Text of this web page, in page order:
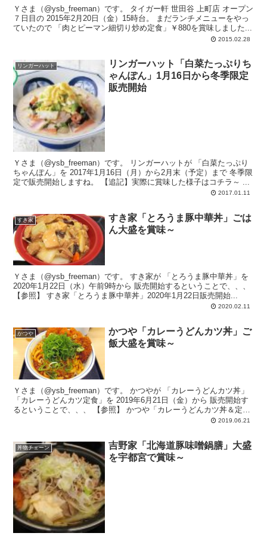
Ｙさま（@ysb_freeman）です。 タイガー軒 世田谷 上町店 オープン
７日目の 2015年2月20日（金）15時台。 まだランチメニューをやっ
ていたので 「肉とピーマン細切り炒め定食」￥880を賞味しました...
2015.02.28
リンガーハット
リンガーハット「白菜たっぷりち
ゃんぽん」1月16日から冬季限定
販売開始
Ｙさま（@ysb_freeman）です。 リンガーハットが 「白菜たっぷり
ちゃんぽん」を 2017年1月16日（月）から2月末（予定）まで 冬季限
2017.01.11
すき家
すき家「とろうま豚中華丼」ごは
ん大盛を賞味～
Ｙさま（@ysb_freeman）です。 すき家が 「とろうま豚中華丼」を
2020年1月22日（水）午前9時から 販売開始するということで、、、
【参照】 すき家「とろうま豚中華丼」2020年1月22日販売開始...
2020.02.11
かつや
かつや「カレーうどんカツ丼」ご
飯大盛を賞味～
Ｙさま（@ysb_freeman）です。 かつやが 「カレーうどんカツ丼」
「カレーうどんカツ定食」を 2019年6月21日（金）から 販売開始す
るということで、、、 【参照】 かつや「カレーうどんカツ丼＆定
2019.06.21
丼物チェーン
吉野家「北海道豚味噌鍋膳」大盛
を宇都宮で賞味～